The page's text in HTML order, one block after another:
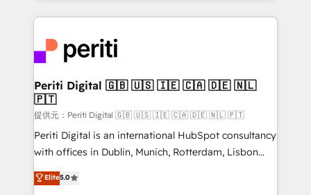
business with HubSpot? Let Cebra’s experts help
you grow faster, smarter, and with impact.
experiences. To us, technology is more than just
and—most importantly—simple. That’s why we lean
into bold ideas and shape them into thoughtful
products and strategies that actually make a
difference.
Periti Digital 🇬🇧 🇺🇸 🇮🇪 🇨🇦 🇩🇪 🇳🇱
🇵🇹
提供元：Periti Digital 🇬🇧 🇺🇸 🇮🇪 🇨🇦 🇩🇪 🇳🇱 🇵🇹
Periti Digital is an international HubSpot consultancy
with offices in Dublin, Munich, Rotterdam, Lisbon
and New York. 🔎 We are focused on enhancing
revenue-generation strategies for clients through
Elite5.0